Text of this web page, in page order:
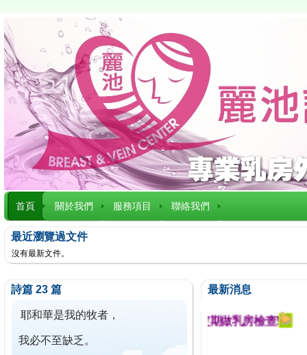
首頁 關於我們 服務項目 聯絡我們
最近瀏覽過文件
沒有最新文件。
詩篇 23 篇
耶和華是我的牧者，
我必不至缺乏。
最新消息
今已篩檢出1700位乳癌患者,提醒您定期做乳房檢查!